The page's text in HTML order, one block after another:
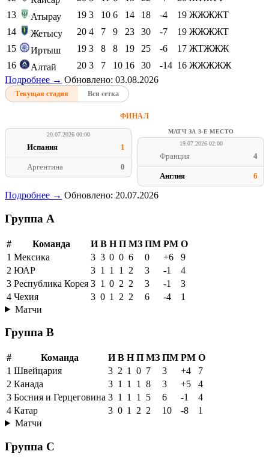
13
Атырау 19 3 10 6 14 18 -4 19 ЖЖЖЖТ
14
Жетысу 20 4 7 9 23 30 -7 19 ЖЖЖЖТ
15
Иртыш 19 3 8 8 19 25 -6 17 ЖТЖЖЖ
16
Алтай 20 3 7 10 16 30 -14 16 ЖЖЖЖЖ
Подробнее → Обновлено: 03.08.2026
Текущая стадия Вся сетка
ФИНАЛ
20.07.2026 00:00
Испания 1
Аргентина 0
МАТЧ ЗА 3-Е МЕСТО
19.07.2026 02:00
Франция 4
Англия 6
Подробнее → Обновлено: 20.07.2026
Группа A
# Команда И В Н П МЗ ПМ РМ О
1 Мексика 3 3 0 0 6 0 +6
9
2 ЮАР 3 1 1 1 2 3 -1
4
3 Республика Корея 3 1 0 2 2 3 -1
3
4 Чехия 3 0 1 2 2 6 -4
1
Матчи
Группа B
# Команда И В Н П МЗ ПМ РМ О
1 Швейцария 3 2 1 0 7 3 +4
7
2 Канада 3 1 1 1 8 3 +5
4
3 Босния и Герцеговина 3 1 1 1 5 6 -1
4
4 Катар 3 0 1 2 2 10 -8
1
Матчи
Группа C